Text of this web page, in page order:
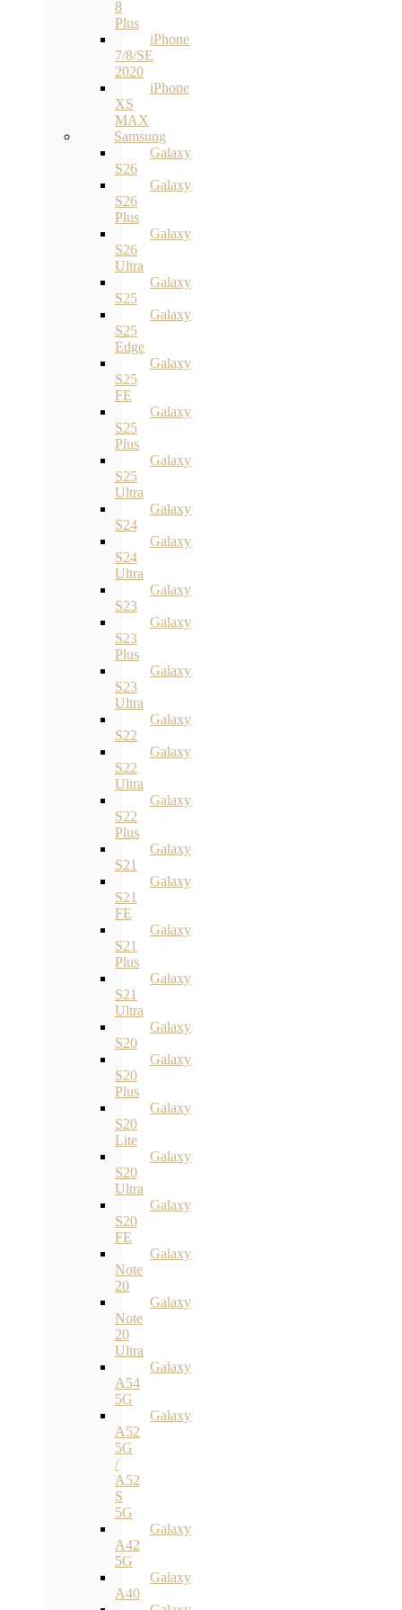
8
Plus
iPhone
7/8/SE
2020
iPhone
XS
MAX
Samsung
Galaxy
S26
Galaxy
S26
Plus
Galaxy
S26
Ultra
Galaxy
S25
Galaxy
S25
Edge
Galaxy
S25
FE
Galaxy
S25
Plus
Galaxy
S25
Ultra
Galaxy
S24
Galaxy
S24
Ultra
Galaxy
S23
Galaxy
S23
Plus
Galaxy
S23
Ultra
Galaxy
S22
Galaxy
S22
Ultra
Galaxy
S22
Plus
Galaxy
S21
Galaxy
S21
FE
Galaxy
S21
Plus
Galaxy
S21
Ultra
Galaxy
S20
Galaxy
S20
Plus
Galaxy
S20
Lite
Galaxy
S20
Ultra
Galaxy
S20
FE
Galaxy
Note
20
Galaxy
Note
20
Ultra
Galaxy
A54
5G
Galaxy
A52
5G
/
A52
S
5G
Galaxy
A42
5G
Galaxy
A40